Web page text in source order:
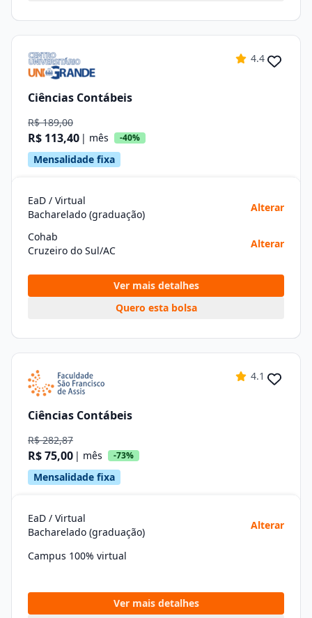
4.4
Ciências Contábeis
R$ 189,00
R$ 113,40 | mês -40%
Mensalidade fixa
EaD / Virtual
Bacharelado (graduação)
Alterar
Cohab
Cruzeiro do Sul/AC
Alterar
Ver mais detalhes
Quero esta bolsa
4.1
Ciências Contábeis
R$ 282,87
R$ 75,00 | mês -73%
Mensalidade fixa
EaD / Virtual
Bacharelado (graduação)
Alterar
Campus 100% virtual
Ver mais detalhes